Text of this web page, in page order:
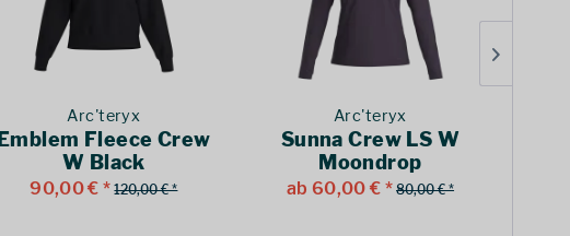
Arc'teryx
Emblem Fleece Crew
W Black
90,00 € * 120,00 € *
Arc'teryx
Sunna Crew LS W
Moondrop
ab 60,00 € * 80,00 € *